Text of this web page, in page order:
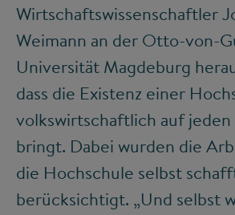
Wirtschaftswissenschaftler
Weimann an der Otto-von-
Universität Magdeburg
dass die Existenz einer
volkswirtschaftlich auf jeden
bringt. Dabei wurden die
die Hochschule selbst
berücksichtigt. „Und selbst